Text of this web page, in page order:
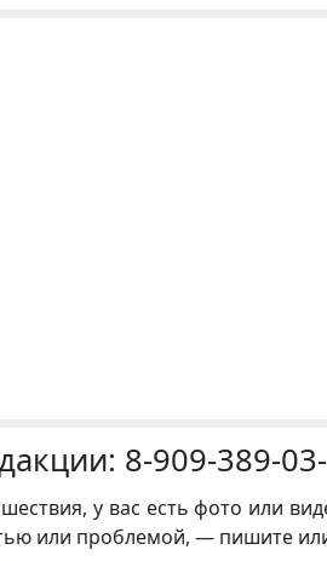
8-909-389-
у вас есть фото или
или проблемой, — пишите